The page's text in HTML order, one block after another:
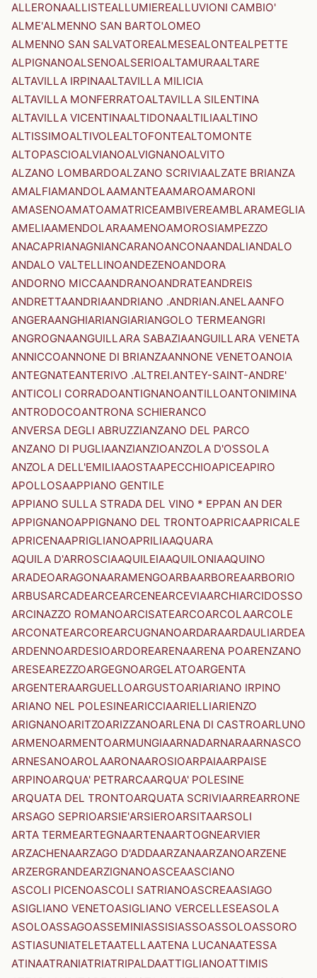
ALLERONAALLISTEALLUMIEREALLUVIONI CAMBIO'
ALME'ALMENNO SAN BARTOLOMEO
ALMENNO SAN SALVATOREALMESEALONTEALPETTE
ALPIGNANOALSENOALSERIOALTAMURAALTARE
ALTAVILLA IRPINAALTAVILLA MILICIA
ALTAVILLA MONFERRATOALTAVILLA SILENTINA
ALTAVILLA VICENTINAALTIDONAALTILIAALTINO
ALTISSIMOALTIVOLEALTOFONTEALTOMONTE
ALTOPASCIOALVIANOALVIGNANOALVITO
ALZANO LOMBARDOALZANO SCRIVIAALZATE BRIANZA
AMALFIAMANDOLAAMANTEAAMAROAMARONI
AMASENOAMATOAMATRICEAMBIVEREAMBLARAMEGLIA
AMELIAAMENDOLARAAMENOAMOROSIAMPEZZO
ANACAPRIANAGNIANCARANOANCONAANDALIANDALO
ANDALO VALTELLINOANDEZENOANDORA
ANDORNO MICCAANDRANOANDRATEANDREIS
ANDRETTAANDRIAANDRIANO .ANDRIAN.ANELAANFO
ANGERAANGHIARIANGIARIANGOLO TERMEANGRI
ANGROGNAANGUILLARA SABAZIAANGUILLARA VENETA
ANNICCOANNONE DI BRIANZAANNONE VENETOANOIA
ANTEGNATEANTERIVO .ALTREI.ANTEY-SAINT-ANDRE'
ANTICOLI CORRADOANTIGNANOANTILLOANTONIMINA
ANTRODOCOANTRONA SCHIERANCO
ANVERSA DEGLI ABRUZZIANZANO DEL PARCO
ANZANO DI PUGLIAANZIANZIOANZOLA D'OSSOLA
ANZOLA DELL'EMILIAAOSTAAPECCHIOAPICEAPIRO
APOLLOSAAPPIANO GENTILE
APPIANO SULLA STRADA DEL VINO * EPPAN AN DER
APPIGNANOAPPIGNANO DEL TRONTOAPRICAAPRICALE
APRICENAAPRIGLIANOAPRILIAAQUARA
AQUILA D'ARROSCIAAQUILEIAAQUILONIAAQUINO
ARADEOARAGONAARAMENGOARBAARBOREAARBORIO
ARBUSARCADEARCEARCENEARCEVIAARCHIARCIDOSSO
ARCINAZZO ROMANOARCISATEARCOARCOLAARCOLE
ARCONATEARCOREARCUGNANOARDARAARDAULIARDEA
ARDENNOARDESIOARDOREARENAARENA POARENZANO
ARESEAREZZOARGEGNOARGELATOARGENTA
ARGENTERAARGUELLOARGUSTOARIARIANO IRPINO
ARIANO NEL POLESINEARICCIAARIELLIARIENZO
ARIGNANOARITZOARIZZANOARLENA DI CASTROARLUNO
ARMENOARMENTOARMUNGIAARNADARNARAARNASCO
ARNESANOAROLAARONAAROSIOARPAIAARPAISE
ARPINOARQUA' PETRARCAARQUA' POLESINE
ARQUATA DEL TRONTOARQUATA SCRIVIAARREARRONE
ARSAGO SEPRIOARSIE'ARSIEROARSITAARSOLI
ARTA TERMEARTEGNAARTENAARTOGNEARVIER
ARZACHENAARZAGO D'ADDAARZANAARZANOARZENE
ARZERGRANDEARZIGNANOASCEAASCIANO
ASCOLI PICENOASCOLI SATRIANOASCREAASIAGO
ASIGLIANO VENETOASIGLIANO VERCELLESEASOLA
ASOLOASSAGOASSEMINIASSISIASSOASSOLOASSORO
ASTIASUNIATELETAATELLAATENA LUCANAATESSA
ATINAATRANIATRIATRIPALDAATTIGLIANOATTIMIS